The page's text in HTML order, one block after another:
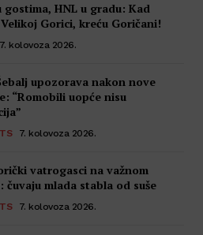
gostima, HNL u gradu: Kad
Gorici, kreću Goričani!
7. kolovoza 2026.
upozorava nakon nove
“Romobili uopće nisu
7. kolovoza 2026.
vatrogasci na važnom
čuvaju mlada stabla od suše
7. kolovoza 2026.